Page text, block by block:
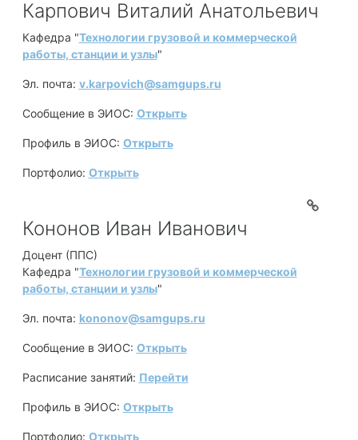
Карпович Виталий Анатольевич
Кафедра "Технологии грузовой и коммерческой
работы, станции и узлы"
Эл. почта: v.karpovich@samgups.ru
Сообщение в ЭИОС: Открыть
Профиль в ЭИОС: Открыть
Портфолио: Открыть
Кононов Иван Иванович
Доцент (ППС)
Кафедра "Технологии грузовой и коммерческой
работы, станции и узлы"
Эл. почта: kononov@samgups.ru
Сообщение в ЭИОС: Открыть
Расписание занятий: Перейти
Профиль в ЭИОС: Открыть
Портфолио: Открыть